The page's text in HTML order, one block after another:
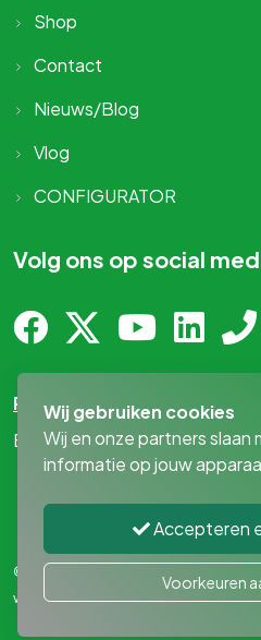
Shop
Contact
Nieuws/Blog
Vlog
CONFIGURATOR
Volg ons op social
Privacy-statement
By
MediaPresentaties!
© 2026 - MAN Bedrijfswageninrichting
wijzigen
Wij gebruiken cookies
Wij en onze partners
informatie op jouw
Accepteren
Voorkeuren